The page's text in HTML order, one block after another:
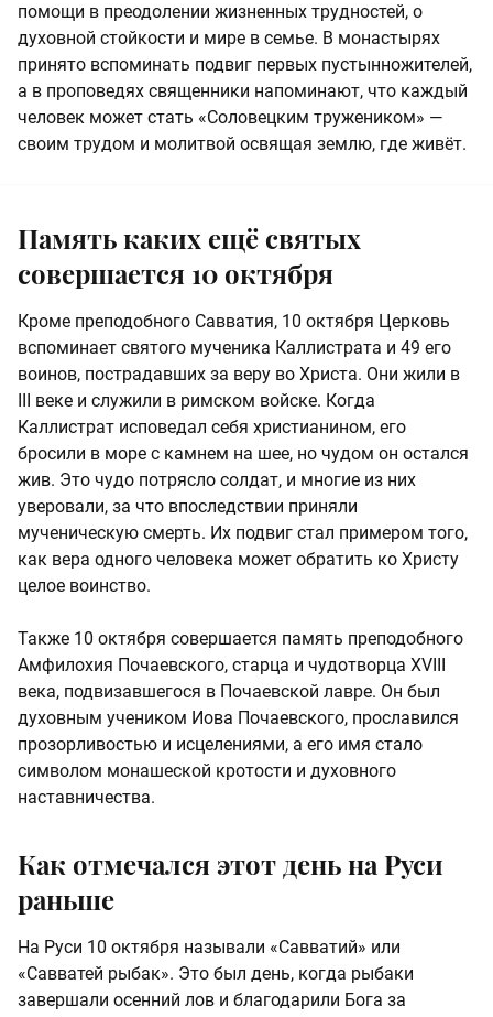
помощи в преодолении жизненных трудностей, о
духовной стойкости и мире в семье. В монастырях
принято вспоминать подвиг первых пустынножителей,
а в проповедях священники напоминают, что каждый
человек может стать «Соловецким тружеником» —
своим трудом и молитвой освящая землю, где живёт.
Память каких ещё святых
совершается 10 октября
Кроме преподобного Савватия, 10 октября Церковь
вспоминает святого мученика Каллистрата и 49 его
воинов, пострадавших за веру во Христа. Они жили в
III веке и служили в римском войске. Когда
Каллистрат исповедал себя христианином, его
бросили в море с камнем на шее, но чудом он остался
жив. Это чудо потрясло солдат, и многие из них
уверовали, за что впоследствии приняли
мученическую смерть. Их подвиг стал примером того,
как вера одного человека может обратить ко Христу
целое воинство.
Также 10 октября совершается память преподобного
Амфилохия Почаевского, старца и чудотворца XVIII
века, подвизавшегося в Почаевской лавре. Он был
духовным учеником Иова Почаевского, прославился
прозорливостью и исцелениями, а его имя стало
символом монашеской кротости и духовного
наставничества.
Как отмечался этот день на Руси
раньше
На Руси 10 октября называли «Савватий» или
«Савватей рыбак». Это был день, когда рыбаки
завершали осенний лов и благодарили Бога за